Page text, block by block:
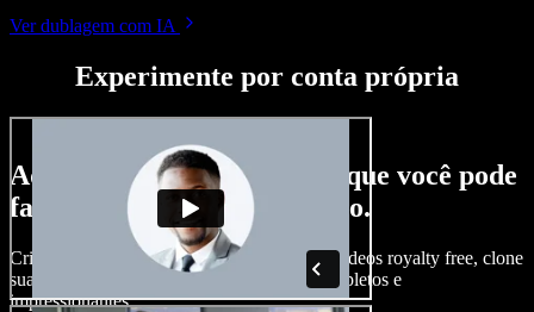
Ver dublagem com IA
Experimente por conta própria
Aqui vai só um gostinho do que você pode
fazer com o Speechify Studio.
Crie narrações, adicione imagens, áudios e vídeos royalty free, clone
sua voz e produza projetos audiovisuais completos e
impressionantes.